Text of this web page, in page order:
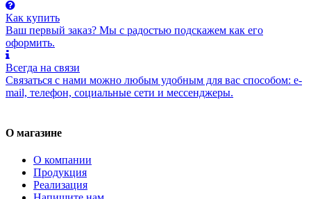
Как купить
Ваш первый заказ? Мы с радостью подскажем как его
оформить.
Всегда на связи
Связаться с нами можно любым удобным для вас способом: e-
mail, телефон, социальные сети и мессенджеры.
О магазине
О компании
Продукция
Реализация